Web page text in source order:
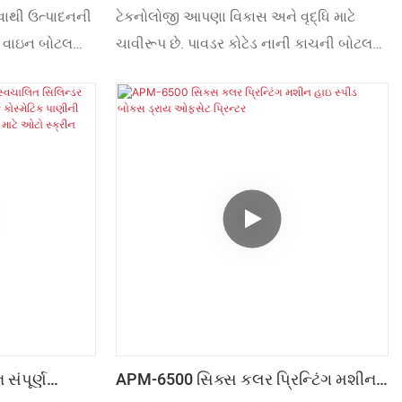
સિલ્ક
પ્રિન્ટર
ઉત્પાદનની
બોટલના
સ્ક્રીન
વ્યાપક
મદદ
બોટલો યુવી ડ્રાયર માટે S104M મસાલા
બોટલ ઓટોમેટિક બોટલ સિલ્ક સ્ક્રીન
ટેકનોલોજી આપણા વિકાસ અને વૃદ્ધિ માટે
ચાવીરૂપ છે. પાવડર કોટેડ નાની કાચની બોટલ
ઓટોમેટિક બોટલ સિલ્ક સ્ક્રીન પ્રિન્ટીંગ
સંપૂર્ણ
APM-6500 સિક્સ કલર પ્રિન્ટિંગ મશીન